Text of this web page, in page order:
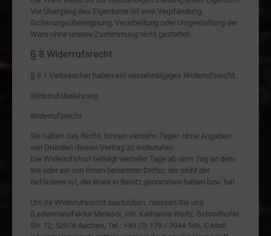
Vor Übergang des Eigentums ist eine Verpfändung,
Sicherungsübereignung, Verarbeitung oder Umgestaltung der
Ware ohne unsere Zustimmung nicht gestattet.
§ 8 Widerrufsrecht
§ 8.1 Verbraucher haben ein vierzehntägiges Widerrufsrecht.
Widerrufsbelehrung
Widerrufsrecht
Sie haben das Recht, binnen vierzehn Tagen ohne Angaben
von Gründen diesen Vertrag zu widerrufen.
Die Widerrufsfrist beträgt vierzehn Tage ab dem Tag an dem
Sie oder ein von Ihnen benannter Dritter, der nicht der
Beförderer ist, die Ware in Besitz genommen haben bzw. hat.
Um Ihr Widerrufsrecht auszuüben, müssen Sie uns
(Ledermanufaktur Melasól, Inh. Katharina Weitz, Schmithofer
Str. 72, 52076 Aachen, Tel.: +49 (0) 179 / 7044 546, E-Mail: